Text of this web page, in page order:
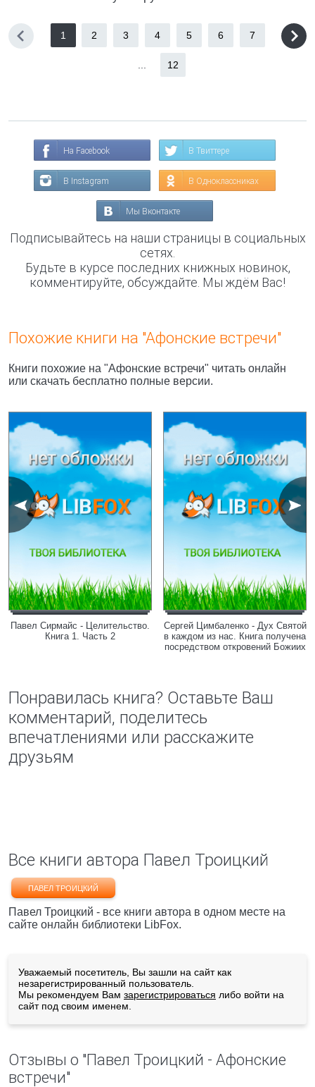
1 2 3 4 5 6 7
12
На Facebook В Твиттере
В Instagram В Одноклассниках
Мы Вконтакте
Подписывайтесь на наши страницы в социальных
сетях.
Будьте в курсе последних книжных новинок,
комментируйте, обсуждайте. Мы ждём Вас!
Похожие книги на "Афонские встречи"
Книги похожие на "Афонские встречи" читать онлайн
или скачать бесплатно полные версии.
Павел Сирмайс - Целительство.
Книга 1. Часть 2
Сергей Цимбаленко - Дух Святой
в каждом из нас. Книга получена
посредством откровений Божиих
Понравилась книга? Оставьте Ваш
комментарий, поделитесь
впечатлениями или расскажите
друзьям
Все книги автора Павел Троицкий
ПАВЕЛ ТРОИЦКИЙ
Павел Троицкий - все книги автора в одном месте на
сайте онлайн библиотеки LibFox.
Уважаемый посетитель, Вы зашли на сайт как
незарегистрированный пользователь.
Мы рекомендуем Вам зарегистрироваться либо войти на
сайт под своим именем.
Отзывы о "Павел Троицкий - Афонские
встречи"